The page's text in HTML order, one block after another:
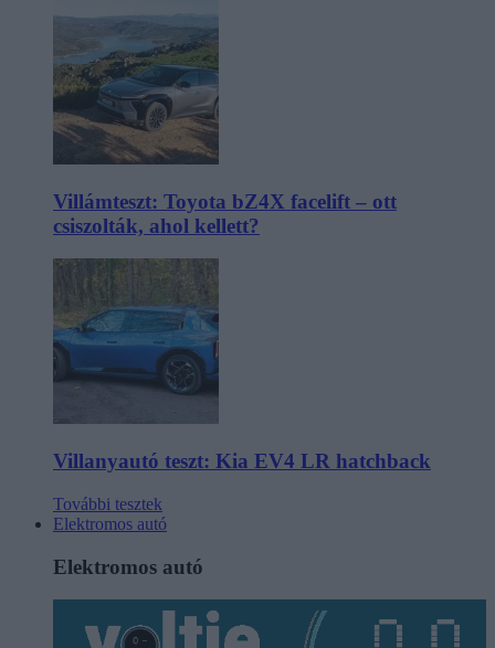
Villámteszt: Toyota bZ4X facelift – ott
csiszolták, ahol kellett?
Villanyautó teszt: Kia EV4 LR hatchback
További tesztek
Elektromos autó
Elektromos autó